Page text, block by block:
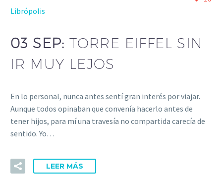
Librópolis
03 SEP:TORRE EIFFEL SIN
IR MUY LEJOS
En lo personal, nunca antes sentí gran interés por viajar.
Aunque todos opinaban que convenía hacerlo antes de
tener hijos, para mí una travesía no compartida carecía de
sentido. Yo…
LEER MÁS